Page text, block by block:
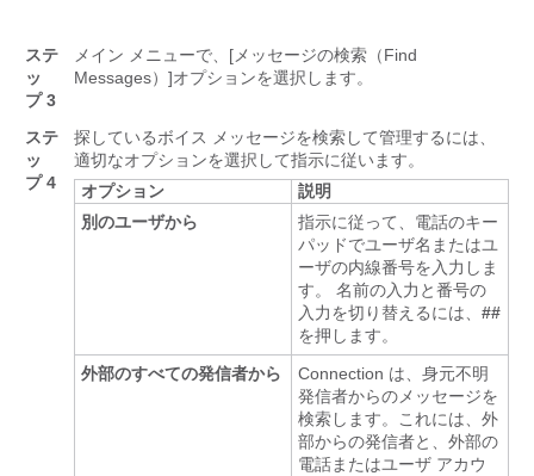
ステ
ッ
プ 3
メイン メニューで、[メッセージの検索（Find
Messages）]オプションを選択します。
ステ
ッ
プ 4
探しているボイス メッセージを検索して管理するには、
適切なオプションを選択して指示に従います。
オプション
説明
別のユーザから
指示に従って、電話のキー
パッドでユーザ名またはユ
ーザの内線番号を入力しま
す。 名前の入力と番号の
入力を切り替えるには、 ##
を押します。
外部のすべての発信者から
Connection は、身元不明
発信者からのメッセージを
検索します。これには、外
部からの発信者と、外部の
電話またはユーザ アカウ